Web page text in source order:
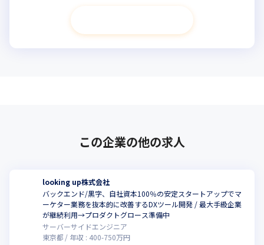
この企業の他の求人
looking up株式会社
バックエンド/黒字、自社資本100％の安定スタートアップでマ
ーケター業務を抜本的に改善するDXツール開発 / 最大手級企業
が継続利用→プロダクトグロース準備中
サーバーサイドエンジニア
東京都
年収 : 400-750万円